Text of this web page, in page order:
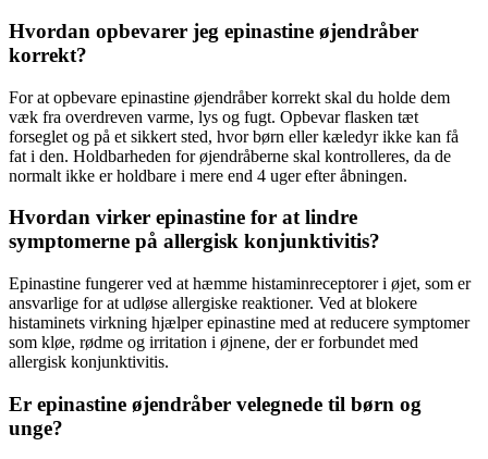
Hvordan opbevarer jeg epinastine øjendråber
korrekt?
For at opbevare epinastine øjendråber korrekt skal du holde dem
væk fra overdreven varme, lys og fugt. Opbevar flasken tæt
forseglet og på et sikkert sted, hvor børn eller kæledyr ikke kan få
fat i den. Holdbarheden for øjendråberne skal kontrolleres, da de
normalt ikke er holdbare i mere end 4 uger efter åbningen.
Hvordan virker epinastine for at lindre
symptomerne på allergisk konjunktivitis?
Epinastine fungerer ved at hæmme histaminreceptorer i øjet, som er
ansvarlige for at udløse allergiske reaktioner. Ved at blokere
histaminets virkning hjælper epinastine med at reducere symptomer
som kløe, rødme og irritation i øjnene, der er forbundet med
allergisk konjunktivitis.
Er epinastine øjendråber velegnede til børn og
unge?